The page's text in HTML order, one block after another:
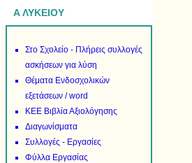
Α ΛΥΚΕΙΟΥ
Στο Σχολείο - Πλήρεις συλλογές
ασκήσεων για λύση
Θέματα Ενδοσχολικών
εξετάσεων / word
ΚΕΕ Βιβλία Αξιολόγησης
Διαγωνίσματα
Συλλογές - Εργασίες
Φύλλα Εργασίας